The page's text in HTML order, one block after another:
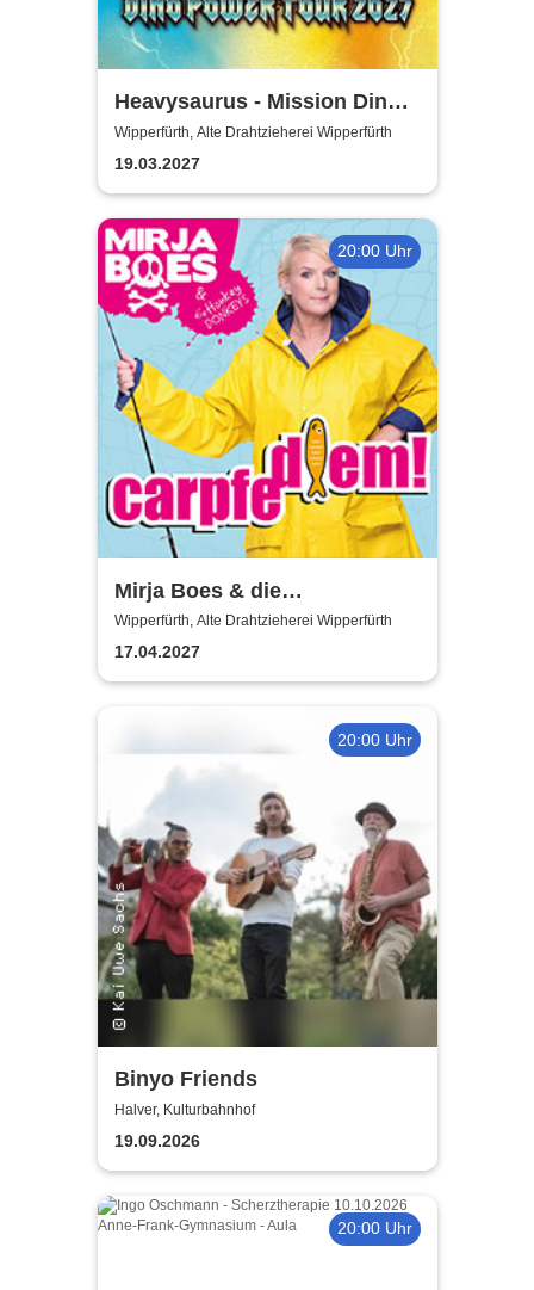
Heavysaurus - Mission Dino
Power Tour 2027
Wipperfürth, Alte Drahtzieherei Wipperfürth
19.03.2027
20:00 Uhr
Mirja Boes & die
HonkeyDonkeys - carpfe
diem!
Wipperfürth, Alte Drahtzieherei Wipperfürth
17.04.2027
20:00 Uhr
Binyo Friends
Halver, Kulturbahnhof
19.09.2026
20:00 Uhr